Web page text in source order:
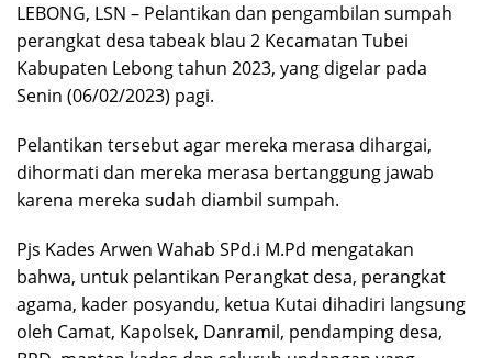
LEBONG, LSN – Pelantikan dan pengambilan sumpah
perangkat desa tabeak blau 2 Kecamatan Tubei
Kabupaten Lebong tahun 2023, yang digelar pada
Senin (06/02/2023) pagi.
Pelantikan tersebut agar mereka merasa dihargai,
dihormati dan mereka merasa bertanggung jawab
karena mereka sudah diambil sumpah.
Pjs Kades Arwen Wahab SPd.i M.Pd mengatakan
bahwa, untuk pelantikan Perangkat desa, perangkat
agama, kader posyandu, ketua Kutai dihadiri langsung
oleh Camat, Kapolsek, Danramil, pendamping desa,